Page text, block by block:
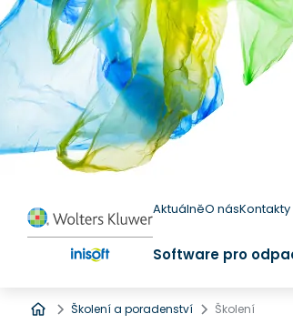
AktuálněO násKontakty
Software pro
Úvod
Školení a poradenství Školení